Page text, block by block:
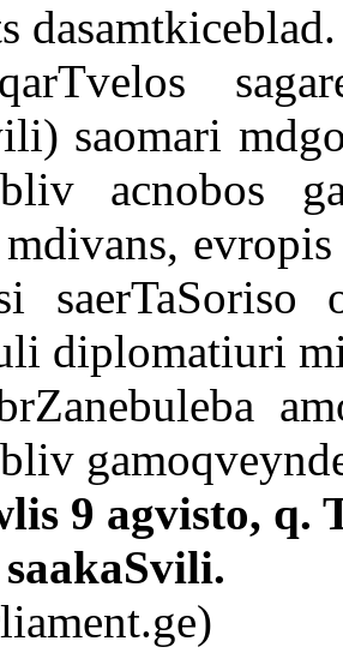
dasamtkiceblad.
saomari
acnobos
saerTaSoriso
diplomatiuri
9 agvisto, q.